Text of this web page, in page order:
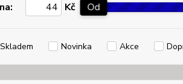
Kč Od
Skladem Novinka Akce